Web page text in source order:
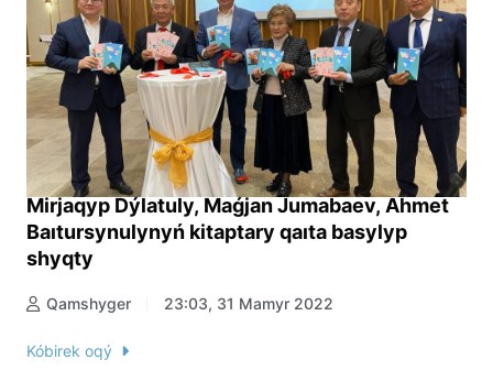
Mirjaqyp Dýlatuly, Maǵjan Jumabaev, Ahmet
Baıtursynulynyń kitaptary qaıta basylyp
shyqty
Qamshyger 23:03, 31 Mamyr 2022
Kóbirek oqý